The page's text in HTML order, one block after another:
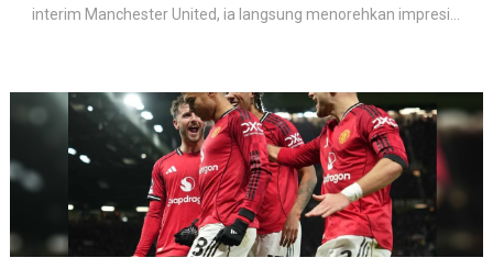
interim Manchester United, ia langsung menorehkan impresi...